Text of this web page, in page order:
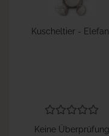
Kuscheltier -
Keine Überprüfung